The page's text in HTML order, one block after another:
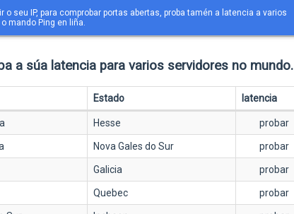
o seu IP, para comprobar portas abertas, proba tamén a latencia a varios
mando Ping en liña.
a súa latencia para varios servidores no mundo.
Estado latencia
Hesse probar
Nova Gales do Sur probar
Galicia probar
Quebec probar